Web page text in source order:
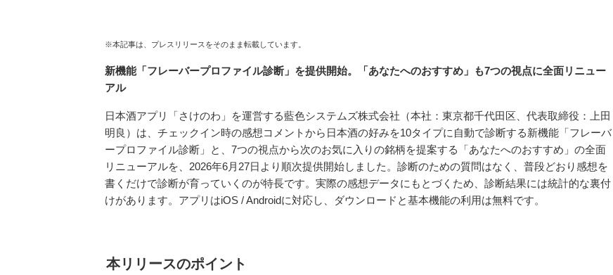
※本記事は、プレスリリースをそのまま転載しています。
新機能「フレーバープロファイル診断」を提供開始。「あなたへのおすすめ」も7つの視点に全面リニュー
アル
日本酒アプリ「さけのわ」を運営する藍色システムズ株式会社（本社：東京都千代田区、代表取締役：上田
明良）は、チェックイン時の感想コメントから日本酒の好みを10タイプに自動で診断する新機能「フレーバ
ープロファイル診断」と、7つの視点から次のお気に入りの銘柄を提案する「あなたへのおすすめ」の全面
リニューアルを、2026年6月27日より順次提供開始しました。診断のための質問はなく、普段どおり感想を
書くだけで診断が育っていくのが特長です。実際の感想データにもとづくため、診断結果には統計的な裏付
けがあります。アプリはiOS / Androidに対応し、ダウンロードと基本機能の利用は無料です。
本リリースのポイント